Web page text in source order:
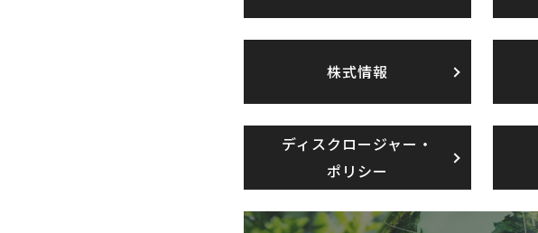
株式情報
ディスクロージャー・
ポリシー